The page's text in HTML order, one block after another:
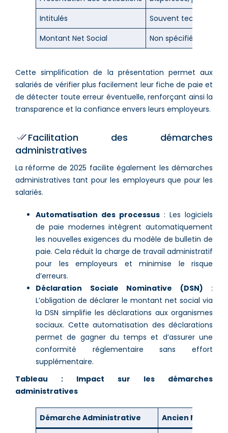
Intitulés
Souvent techniques
Montant Net Social
Non spécifié
Cette simplification de la présentation permet aux
salariés de vérifier plus facilement leur fiche de paie et
de détecter toute erreur éventuelle, renforçant ainsi la
transparence et la confiance envers leurs employeurs​.
Facilitation des démarches
administratives
La réforme de 2025 facilite également les démarches
administratives tant pour les employeurs que pour les
salariés.
Automatisation des processus : Les logiciels
de paie modernes intègrent automatiquement
les nouvelles exigences du modèle de bulletin de
paie. Cela réduit la charge de travail administratif
pour les employeurs et minimise le risque
d’erreurs​.
Déclaration Sociale Nominative (DSN) :
L’obligation de déclarer le montant net social via
la DSN simplifie les déclarations aux organismes
sociaux. Cette automatisation des déclarations
permet de gagner du temps et d’assurer une
conformité réglementaire sans effort
supplémentaire​.
Tableau : Impact sur les démarches
administratives
Démarche Administrative Ancien Modèle